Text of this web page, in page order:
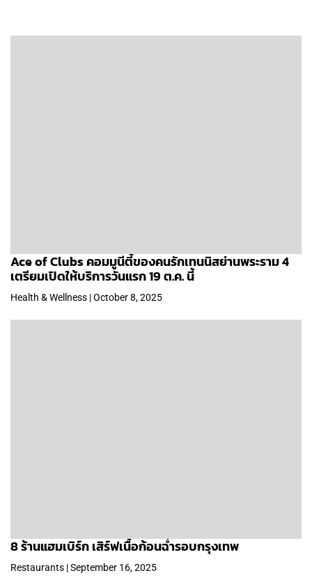
Ace of Clubs คอมมูนีตี้ของคนรักเทนนิสย่านพระราม 4
เตรียมเปิดให้บริการวันแรก 19 ต.ค. นี้
Health & Wellness | October 8, 2025
8 ร้านแฮมเบิร์ก เสิร์ฟเนื้อก้อนฉ่ำรอบกรุงเทพ
Restaurants | September 16, 2025